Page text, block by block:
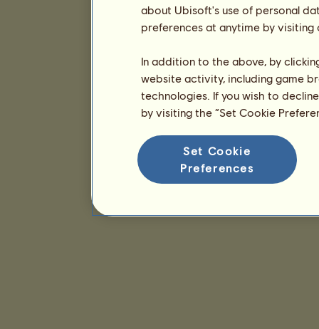
about Ubisoft's use of personal
preferences at anytime by
In addition to the above, by
website activity, including game
technologies. If you wish to
by visiting the “Set Cookie
Set Cookie
Preferences